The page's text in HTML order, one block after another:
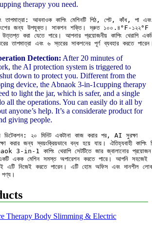
therapy you need.
তাপমাত্রা: আবনাওক কাপিং মেশিনটি পিঠ, পেট, কাঁধ, পা
অংশের জন্য উপযুক্ত। সাকশন শক্তি। দ্রুত ১০০.৪°F-
উত্তপ্ত করা যেতে পারে। আপনার প্রয়োজনীয় কাপিং থেরাপি
তাপমাত্রা এবং ৬ স্তরের সাকশনের পূর্ণ ব্যবহার করতে
Detection: After 20 minutes of
the AI ​​​​protection system is triggered to
down to protect you. Different from the
device, the Abnaok 3-in-1cupping therapy
to light the jar, which is safer, and a single
all the operations. You can easily do it all by
anyone’s help. It’s a considerate product for
giving people.
ডিটেকশন: ২০ মিনিট একটানা কাজ করার পর, AI সুরক্ষা
করার জন্য স্বয়ংক্রিয়ভাবে বন্ধ হয়ে যায়। ঐতিহ্যবাহী কাপিং
3-in-1 কাপিং থেরাপি সেটটিতে জার জ্বালানোর
একক মেশিন সমস্ত অপারেশন করতে পারে। আপনি সহজেই
এটি নিজেই করতে পারেন। এটি হোম অফিস এবং দানশীল
পণ্য।